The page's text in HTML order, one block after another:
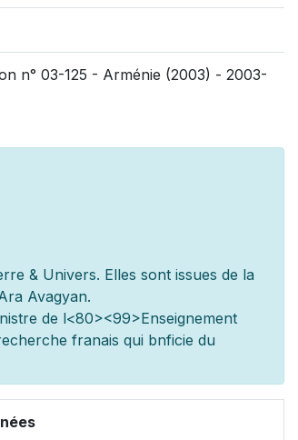
n° 03-125 - Arménie (2003) - 2003-
& Univers. Elles sont issues de la
Avagyan.
re de l<80><99>Enseignement
franais qui bnficie du